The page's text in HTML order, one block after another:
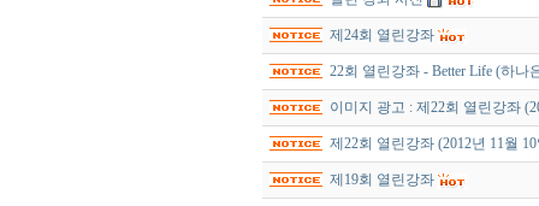
제24회 열린강좌
22회 열린강좌 - Better Life (하나
이미지 광고 : 제22회 열린강좌
제22회 열린강좌 (2012년 11월
제19회 열린강좌